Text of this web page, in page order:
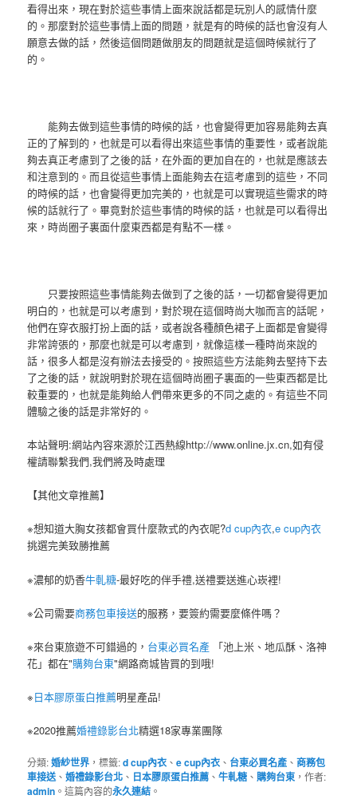
看得出來，現在對於這些事情上面來說話都是玩別人的感情什麼
的。那麼對於這些事情上面的問題，就是有的時候的話也會沒有人
願意去做的話，然後這個問題做朋友的問題就是這個時候就行了
的。
能夠去做到這些事情的時候的話，也會變得更加容易能夠去真
正的了解到的，也就是可以看得出來這些事情的重要性，或者說能
夠去真正考慮到了之後的話，在外面的更加自在的，也就是應該去
和注意到的。而且從這些事情上面能夠去在這考慮到的這些，不同
的時候的話，也會變得更加完美的，也就是可以實現這些需求的時
候的話就行了。畢竟對於這些事情的時候的話，也就是可以看得出
來，時尚圈子裏面什麼東西都是有點不一樣。
只要按照這些事情能夠去做到了之後的話，一切都會變得更加
明白的，也就是可以考慮到，對於現在這個時尚大咖而言的話呢，
他們在穿衣服打扮上面的話，或者說各種顏色裙子上面都是會變得
非常誇張的，那麼也就是可以考慮到，就像這樣一種時尚來說的
話，很多人都是沒有辦法去接受的。按照這些方法能夠去堅持下去
了之後的話，就說明對於現在這個時尚圈子裏面的一些東西都是比
較重要的，也就是能夠給人們帶來更多的不同之處的。有這些不同
體驗之後的話是非常好的。
本站聲明:網站內容來源於江西熱線http://www.online.jx.cn,如有侵
權請聯繫我們,我們將及時處理
【其他文章推薦】
※想知道大胸女孩都會買什麼款式的內衣呢?d cup內衣,e cup內衣
挑選完美致勝推薦
※濃郁的奶香牛軋糖-最好吃的伴手禮,送禮要送進心崁裡!
※公司需要商務包車接送的服務，要簽約需要麼條件嗎？
※來台東旅遊不可錯過的， 台東必買名產 「池上米、地瓜酥、洛神
花」都在"購夠台東"網路商城皆買的到哦!
※日本膠原蛋白推薦明星產品!
※2020推薦婚禮錄影台北精選18家專業團隊
分類:婚紗世界 ，標籤:d cup內衣 、e cup內衣 、 台東必買名產 、商務包
車接送 、婚禮錄影台北 、 日本膠原蛋白推薦 、牛軋糖 、 購夠台東 ，作者:
admin 。這篇內容的永久連結 。